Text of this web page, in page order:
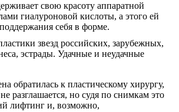
свою красоту аппаратной
гиалуроновой кислоты, а этого ей
себя в форме.
обратилась к пластическому хирургу,
разглашается, но судя по снимкам это
лифтинг и, возможно,